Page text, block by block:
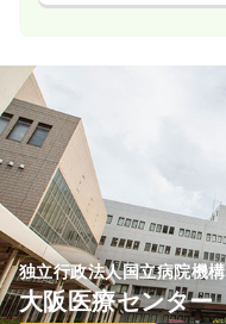
独立行政法人国立病院機構
大阪医療センター